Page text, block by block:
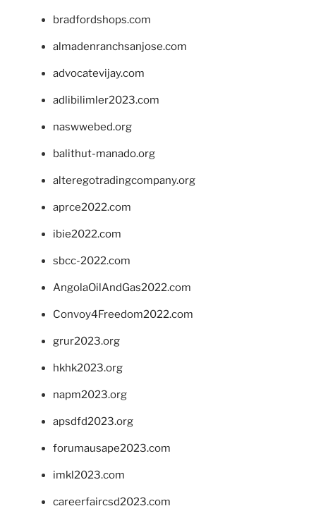
bradfordshops.com
almadenranchsanjose.com
advocatevijay.com
adlibilimler2023.com
naswwebed.org
balithut-manado.org
alteregotradingcompany.org
aprce2022.com
ibie2022.com
sbcc-2022.com
AngolaOilAndGas2022.com
Convoy4Freedom2022.com
grur2023.org
hkhk2023.org
napm2023.org
apsdfd2023.org
forumausape2023.com
imkl2023.com
careerfaircsd2023.com